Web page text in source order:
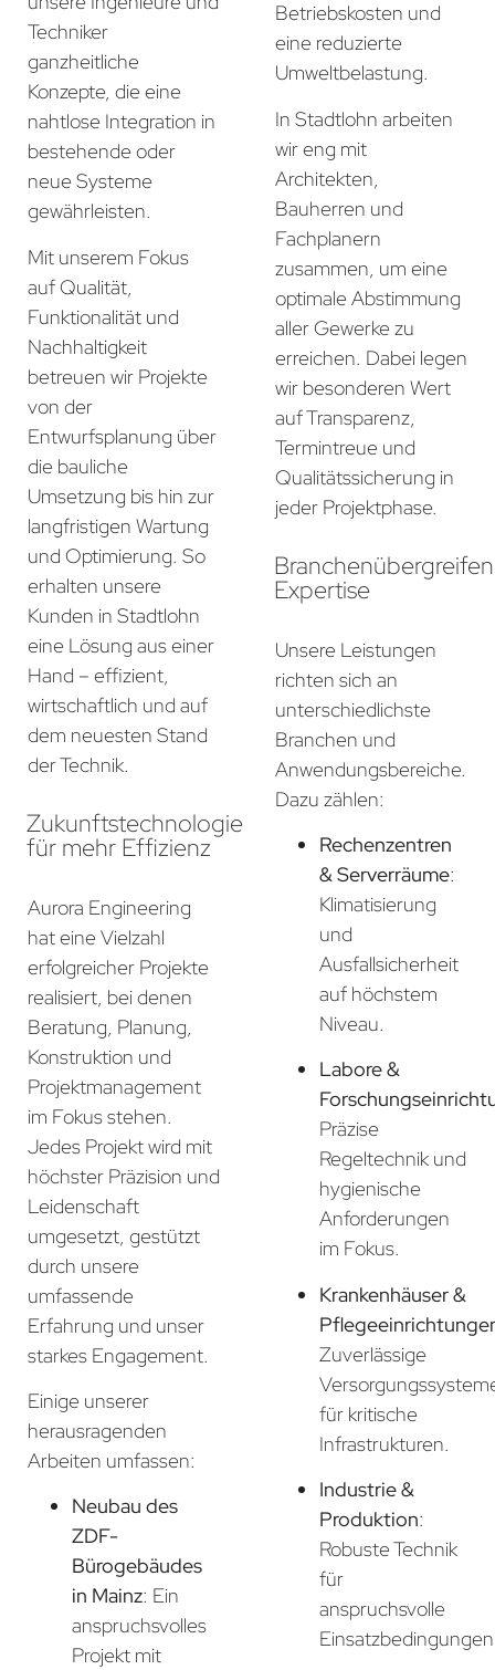
Techniker
ganzheitliche
Konzepte, die eine
nahtlose Integration in
bestehende oder
neue Systeme
gewährleisten.
Mit unserem Fokus
auf Qualität,
Funktionalität und
Nachhaltigkeit
betreuen wir Projekte
von der
Entwurfsplanung über
die bauliche
Umsetzung bis hin zur
langfristigen Wartung
und Optimierung. So
erhalten unsere
Kunden in Stadtlohn
eine Lösung aus einer
Hand – effizient,
wirtschaftlich und auf
dem neuesten Stand
der Technik.
Zukunftstechnologie
für mehr Effizienz
Aurora Engineering
hat eine Vielzahl
erfolgreicher Projekte
realisiert, bei denen
Beratung, Planung,
Konstruktion und
Projektmanagement
im Fokus stehen.
Jedes Projekt wird mit
höchster Präzision und
Leidenschaft
umgesetzt, gestützt
durch unsere
umfassende
Erfahrung und unser
starkes Engagement.
Einige unserer
herausragenden
Arbeiten umfassen:
Neubau des
ZDF-
Bürogebäudes
in Mainz: Ein
anspruchsvolles
Projekt mit
Betriebskosten und
eine reduzierte
Umweltbelastung.
In Stadtlohn arbeiten
wir eng mit
Architekten,
Bauherren und
Fachplanern
zusammen, um eine
optimale Abstimmung
aller Gewerke zu
erreichen. Dabei legen
wir besonderen Wert
auf Transparenz,
Termintreue und
Qualitätssicherung in
jeder Projektphase.
Expertise
Unsere Leistungen
richten sich an
unterschiedlichste
Branchen und
Anwendungsbereiche.
Dazu zählen:
Rechenzentren
& Serverräume:
Klimatisierung
und
Ausfallsicherheit
auf höchstem
Niveau.
Labore &
Präzise
Regeltechnik und
hygienische
Anforderungen
im Fokus.
Krankenhäuser &
Zuverlässige
für kritische
Infrastrukturen.
Industrie &
Produktion:
Robuste Technik
für
anspruchsvolle